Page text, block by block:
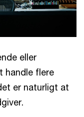
eller
handle flere
er naturligt at